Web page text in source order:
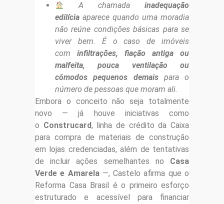
A chamada inadequação
edilícia aparece quando uma moradia
não reúne condições básicas para se
viver bem. É o caso de imóveis
com infiltrações, fiação antiga ou
malfeita, pouca ventilação ou
cômodos pequenos demais para o
número de pessoas que moram ali.
Embora o conceito não seja totalmente
novo — já houve iniciativas como
o Construcard, linha de crédito da Caixa
para compra de materiais de construção
em lojas credenciadas, além de tentativas
de incluir ações semelhantes no Casa
Verde e Amarela—, Castelo afirma que o
Reforma Casa Brasil é o primeiro esforço
estruturado e acessível para financiar